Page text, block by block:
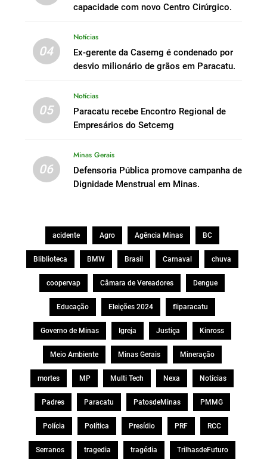
capacidade com novo Centro Cirúrgico.
04
Notícias
Ex-gerente da Casemg é condenado por
desvio milionário de grãos em Paracatu.
05
Notícias
Paracatu recebe Encontro Regional de
Empresários do Setcemg
06
Minas Gerais
Defensoria Pública promove campanha de
Dignidade Menstrual em Minas.
acidente Agro Agência Minas BC
Bliblioteca BMW Brasil Carnaval chuva
coopervap Câmara de Vereadores Dengue
Educação Eleições 2024 fliparacatu
Governo de Minas Igreja Justiça Kinross
Meio Ambiente Minas Gerais Mineração
mortes MP Multi Tech Nexa Notícias
Padres Paracatu PatosdeMinas PMMG
Polícia Política Presídio PRF RCC
Serranos tragedia tragédia TrilhasdeFuturo